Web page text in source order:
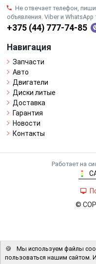
Не отвечает телефон,
объявления. Viber и
+375 (44) 777-74-85
Навигация
Запчасти
Авто
Двигатели
Диски литые
Доставка
Гарантия
Новости
Контакты
Работает на
©
🍪
Мы используем файлы
пользоваться нашим сайтом.